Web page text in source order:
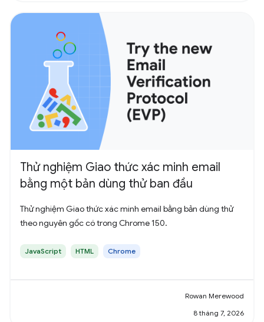
Thử nghiệm Giao thức xác minh email
bằng một bản dùng thử ban đầu
Thử nghiệm Giao thức xác minh email bằng bản dùng thử
theo nguyên gốc có trong Chrome 150.
JavaScript HTML Chrome
Rowan Merewood
8 tháng 7, 2026